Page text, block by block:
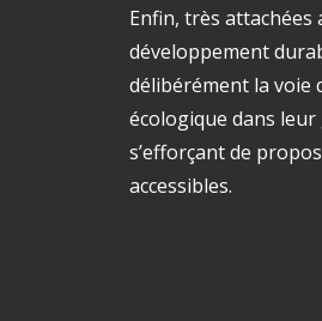
Enfin, très attachées
développement
délibérément la voie
écologique dans
s’efforçant de
accessibles.